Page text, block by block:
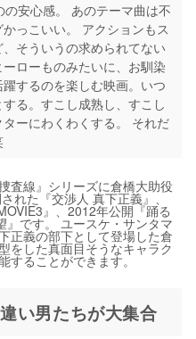
の安心感。 あのテーマ曲は不
っこいい。 アクションもス
そういうの求められてない
ローものみたいに、お馴染
するのを楽しむ映画。いつ
る。すこし成熟し、すこし
ーにわくわくする。 それだ
査線』シリーズに倉橋大助役
れた『交渉人 真下正義』、
』、2012年公開『踊る
』です。 ユースケ・サンタマ
正義の部下として登場した倉
をした真面目そうなキャラク
することができます。
い男たちが大集合